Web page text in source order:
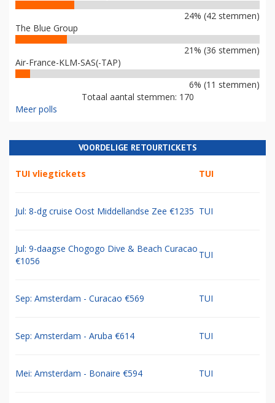
24% (42 stemmen)
The Blue Group
21% (36 stemmen)
Air-France-KLM-SAS(-TAP)
6% (11 stemmen)
Totaal aantal stemmen: 170
Meer polls
VOORDELIGE RETOURTICKETS
TUI vliegtickets TUI
Jul: 8-dg cruise Oost Middellandse Zee €1235 TUI
Jul: 9-daagse Chogogo Dive & Beach Curacao
€1056
TUI
Sep: Amsterdam - Curacao €569 TUI
Sep: Amsterdam - Aruba €614 TUI
Mei: Amsterdam - Bonaire €594 TUI